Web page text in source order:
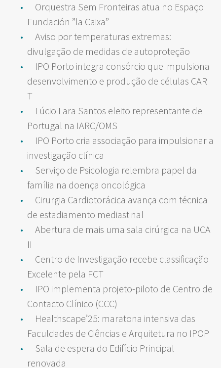
Orquestra Sem Fronteiras atua no Espaço
Fundación ”la Caixa”
Aviso por temperaturas extremas:
divulgação de medidas de autoproteção
IPO Porto integra consórcio que impulsiona
desenvolvimento e produção de células CAR
T
Lúcio Lara Santos eleito representante de
Portugal na IARC/OMS
IPO Porto cria associação para impulsionar a
investigação clínica
Serviço de Psicologia relembra papel da
família na doença oncológica
Cirurgia Cardiotorácica avança com técnica
de estadiamento mediastinal
Abertura de mais uma sala cirúrgica na UCA
II
Centro de Investigação recebe classificação
Excelente pela FCT
IPO implementa projeto-piloto de Centro de
Contacto Clínico (CCC)
Healthscape’25: maratona intensiva das
Faculdades de Ciências e Arquitetura no IPOP
Sala de espera do Edifício Principal
renovada